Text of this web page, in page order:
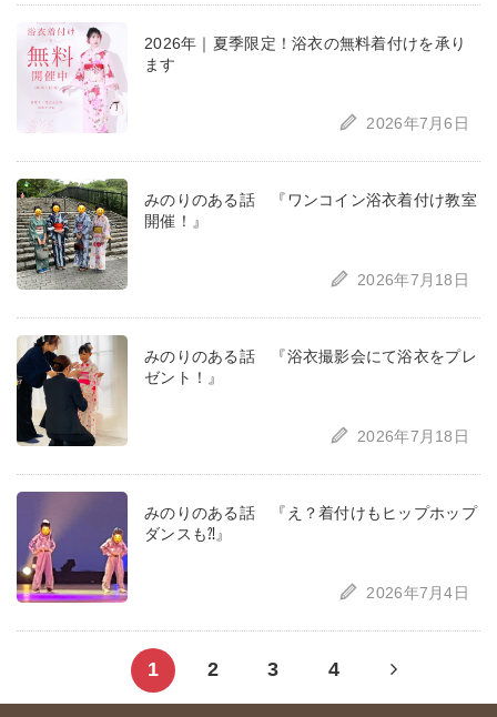
2026年｜夏季限定！浴衣の無料着付けを承り
ます
2026年7月6日
みのりのある話 『ワンコイン浴衣着付け教室
開催！』
2026年7月18日
みのりのある話 『浴衣撮影会にて浴衣をプレ
ゼント！』
2026年7月18日
みのりのある話 『え？着付けもヒップホップ
ダンスも⁈』
2026年7月4日
1 2 3 4
Next
page